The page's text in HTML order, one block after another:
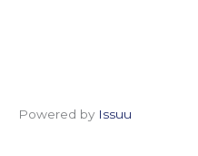
Powered by Issuu